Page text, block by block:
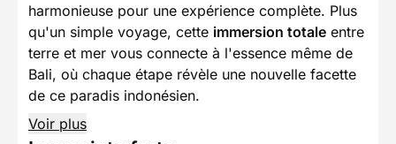
harmonieuse pour une expérience complète. Plus
qu'un simple voyage, cette immersion totale entre
terre et mer vous connecte à l'essence même de
Bali, où chaque étape révèle une nouvelle facette
de ce paradis indonésien.
Voir plus